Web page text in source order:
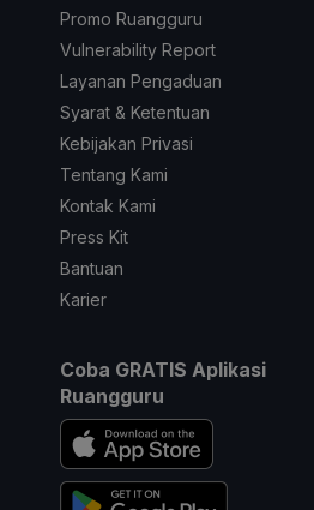
Promo Ruangguru
Vulnerability Report
Layanan Pengaduan
Syarat & Ketentuan
Kebijakan Privasi
Tentang Kami
Kontak Kami
Press Kit
Bantuan
Karier
Coba GRATIS Aplikasi
Ruangguru